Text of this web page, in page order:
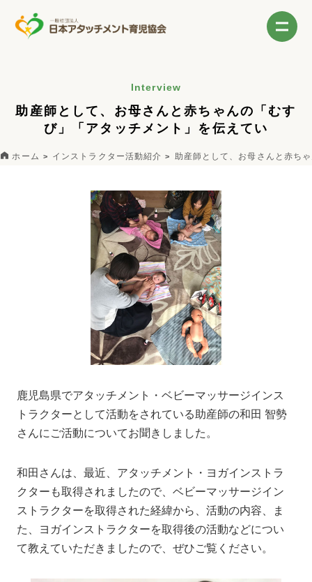
Interview
助産師として、お母さんと赤ちゃんの「むす
び」「アタッチメント」を伝えてい
ホーム インストラクター活動紹介 助産師として、お母さんと赤ち
鹿児島県でアタッチメント・ベビーマッサージインス
トラクターとして活動をされている助産師の和田 智勢
さんにご活動についてお聞きしました。
和田さんは、最近、アタッチメント・ヨガインストラ
クターも取得されましたので、ベビーマッサージイン
ストラクターを取得された経緯から、活動の内容、ま
た、ヨガインストラクターを取得後の活動などについ
て教えていただきましたので、ぜひご覧ください。